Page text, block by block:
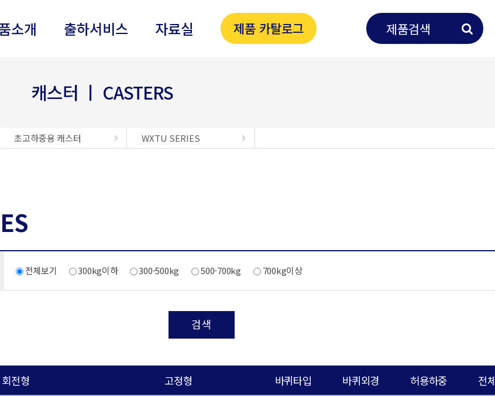
소개 출하서비스 자료실 제품 카탈로그
캐스터 ㅣ CASTERS
초고하중용 캐스터 WXTU SERIES
전체보기 300kg이하 300-500kg 500-700kg 700kg이상
검색
회전형 고정형 바퀴타입 바퀴외경 허용하중 전